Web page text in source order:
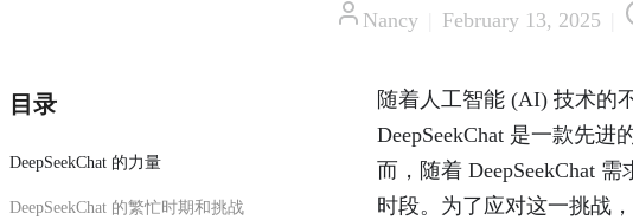
Nancy February 13, 2025
目录
DeepSeekChat 的力量
DeepSeekChat 的繁忙时期和挑战
随着人工智能 (AI) 技术的
DeepSeekChat 是一款先
而，随着 DeepSeekChat
时段。为了应对这一挑战